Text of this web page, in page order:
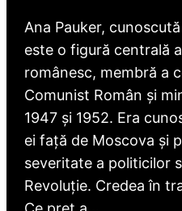
Ana Pauker,
este o figură centrală
românesc, membră a
Comunist Român și
1947 și 1952. Era
ei față de Moscova și
severitate a politicilor
Revoluție. Credea în